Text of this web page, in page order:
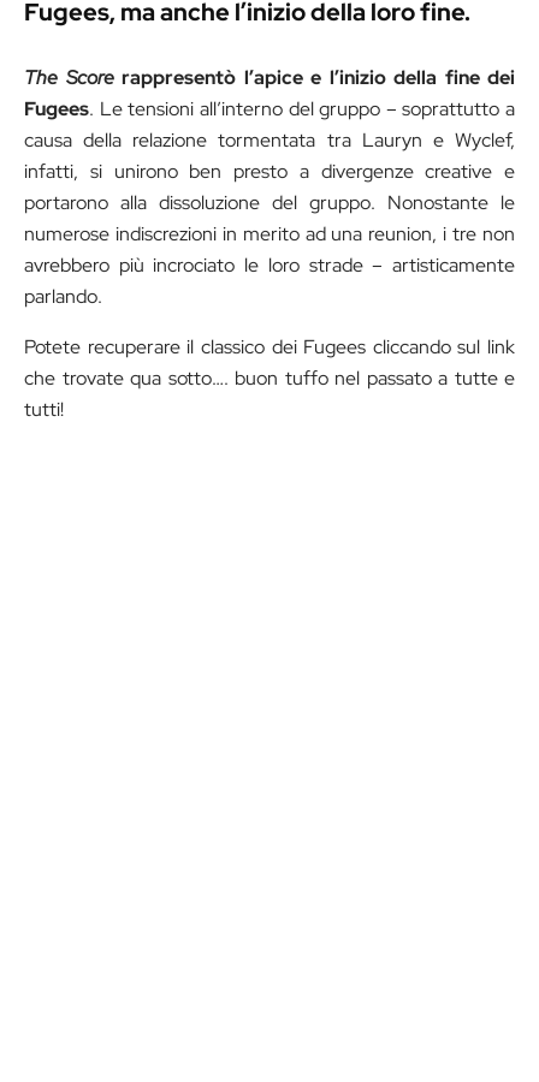
Fugees, ma anche l’inizio della loro fine.
The Scorerappresentò l’apice e l’inizio della fine dei
Fugees. Le tensioni all’interno del gruppo – soprattutto a
causa della relazione tormentata tra Lauryn e Wyclef,
infatti, si unirono ben presto a divergenze creative e
portarono alla dissoluzione del gruppo. Nonostante le
numerose indiscrezioni in merito ad una reunion, i tre non
avrebbero più incrociato le loro strade – artisticamente
parlando.
Potete recuperare il classico dei Fugees cliccando sul link
che trovate qua sotto…. buon tuffo nel passato a tutte e
tutti!